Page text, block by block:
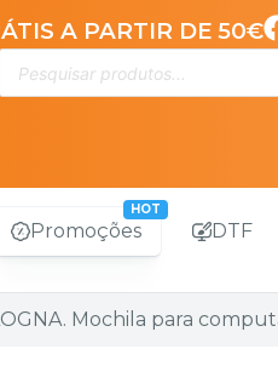
A PARTIR DE 50€
Promoções DTF
Mochila para